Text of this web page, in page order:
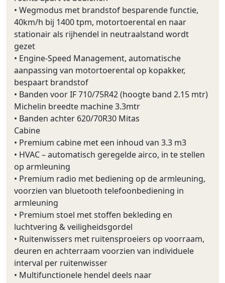
• Wegmodus met brandstof besparende functie,
40km/h bij 1400 tpm, motortoerental en naar
stationair als rijhendel in neutraalstand wordt
gezet
• Engine-Speed Management, automatische
aanpassing van motortoerental op kopakker,
bespaart brandstof
• Banden voor IF 710/75R42 (hoogte band 2.15 mtr)
Michelin breedte machine 3.3mtr
• Banden achter 620/70R30 Mitas
Cabine
• Premium cabine met een inhoud van 3.3 m3
• HVAC – automatisch geregelde airco, in te stellen
op armleuning
• Premium radio met bediening op de armleuning,
voorzien van bluetooth telefoonbediening in
armleuning
• Premium stoel met stoffen bekleding en
luchtvering & veiligheidsgordel
• Ruitenwissers met ruitensproeiers op voorraam,
deuren en achterraam voorzien van individuele
interval per ruitenwisser
• Multifunctionele hendel deels naar